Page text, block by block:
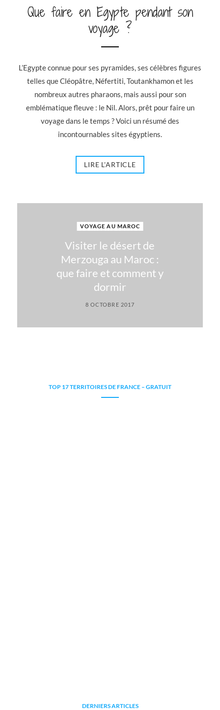
Que faire en Egypte pendant son
voyage ?
L’Egypte connue pour ses pyramides, ses célèbres figures
telles que Cléopâtre, Néfertiti, Toutankhamon et les
nombreux autres pharaons, mais aussi pour son
emblématique fleuve : le Nil. Alors, prêt pour faire un
voyage dans le temps ? Voici un résumé des
incontournables sites égyptiens.
LIRE L'ARTICLE
VOYAGE AU MAROC
Visiter le désert de
Merzouga au Maroc :
que faire et comment y
dormir
8 OCTOBRE 2017
TOP 17 TERRITOIRES DE FRANCE – GRATUIT
DERNIERS ARTICLES